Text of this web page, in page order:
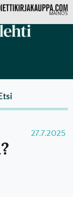
MAINOS
27.7.2025